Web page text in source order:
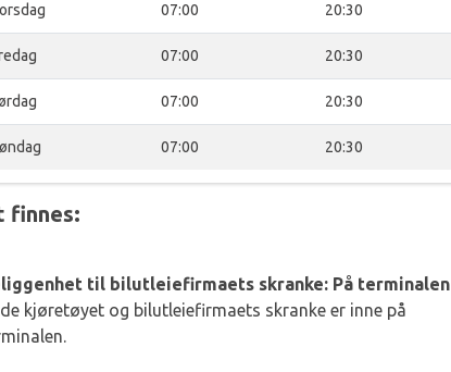
07:00 20:30
07:00 20:30
07:00 20:30
07:00 20:30
finnes:
til bilutleiefirmaets skranke: På terminalen
kjøretøyet og bilutleiefirmaets skranke er inne på